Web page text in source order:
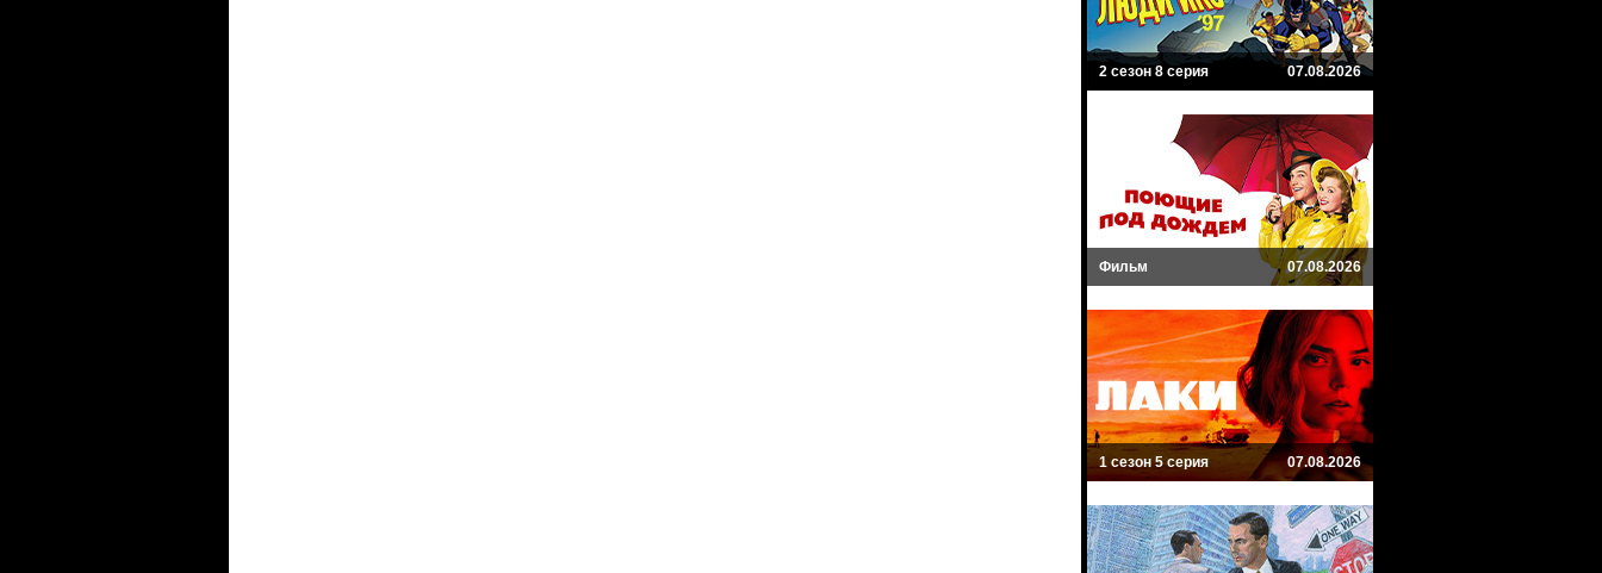
2 сезон 8 серия 07.08.2026
Фильм 07.08.2026
1 сезон 5 серия 07.08.2026